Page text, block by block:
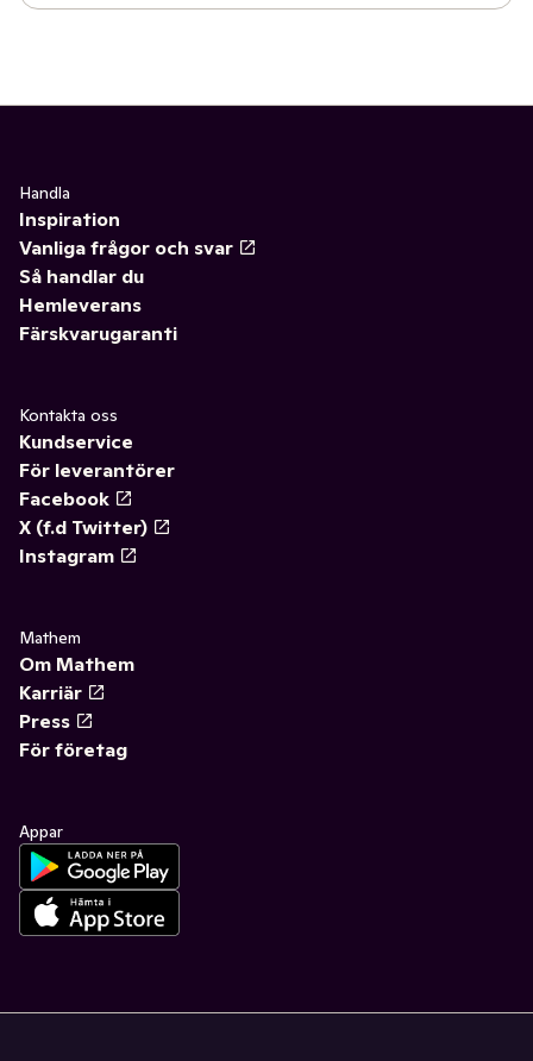
Handla
Inspiration
Vanliga frågor och svar
Så handlar du
Hemleverans
Färskvarugaranti
Kontakta oss
Kundservice
För leverantörer
Facebook
X (f.d Twitter)
Instagram
Mathem
Om Mathem
Karriär
Press
För företag
Appar